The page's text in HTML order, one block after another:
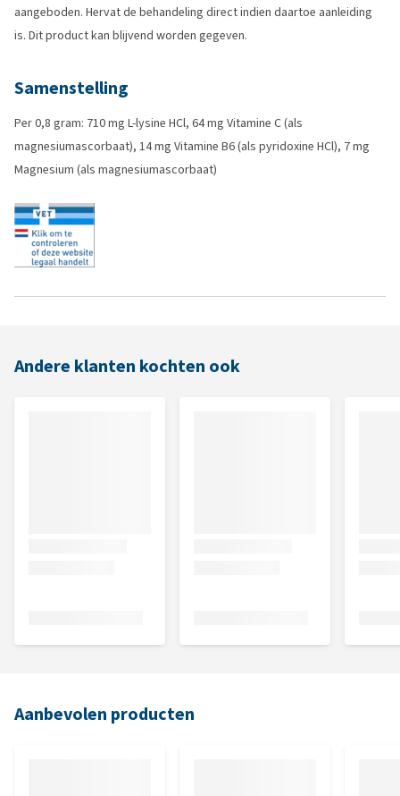
aangeboden. Hervat de behandeling direct indien daartoe aanleiding
is. Dit product kan blijvend worden gegeven.
Samenstelling
Per 0,8 gram: 710 mg L-lysine HCl, 64 mg Vitamine C (als
magnesiumascorbaat), 14 mg Vitamine B6 (als pyridoxine HCl), 7 mg
Magnesium (als magnesiumascorbaat)
Andere klanten kochten ook
Aanbevolen producten